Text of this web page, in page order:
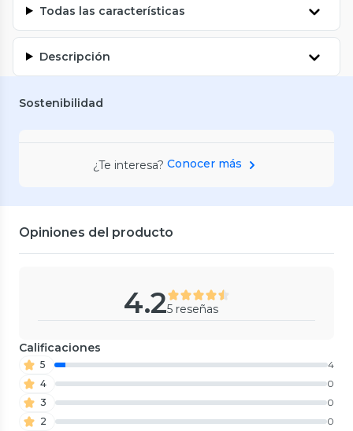
Todas las características
Descripción
Sostenibilidad
¿Te interesa? Conocer más
Opiniones del producto
4.25 reseñas
Calificaciones
5
4
4
0
3
0
2
0